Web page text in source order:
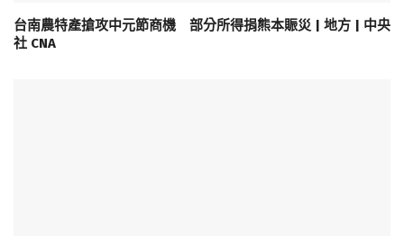
台南農特產搶攻中元節商機 部分所得捐熊本賑災 | 地方 | 中央
社 CNA